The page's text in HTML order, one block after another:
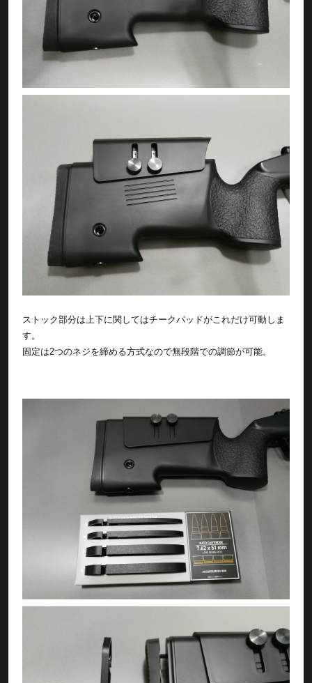
ストック部分は上下に関してはチークパッドがこれだけ可動しま
す。
固定は2つのネジを締める方式なので無段階での調節が可能。